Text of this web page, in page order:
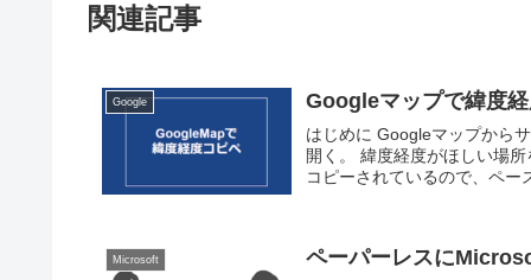
関連記事
Google Googleマップで緯度
はじめに Googleマップから
開く。 緯度経度がほしい場
コピーされているので、ペー
Microsoft ペーパーレスに